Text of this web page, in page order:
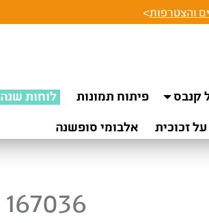
והצטרפות>
קנבס פיתוח תמונות לוחות שנה
זכוכית אלבומי סופשנה
167036